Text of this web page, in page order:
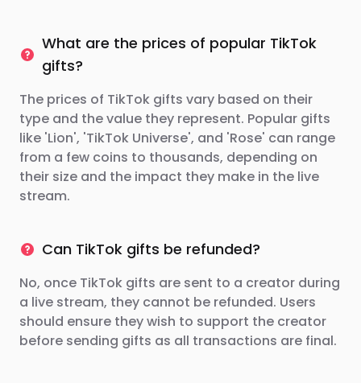
What are the prices of popular TikTok
gifts?
The prices of TikTok gifts vary based on their
type and the value they represent. Popular gifts
like 'Lion', 'TikTok Universe', and 'Rose' can range
from a few coins to thousands, depending on
their size and the impact they make in the live
stream.
Can TikTok gifts be refunded?
No, once TikTok gifts are sent to a creator during
a live stream, they cannot be refunded. Users
should ensure they wish to support the creator
before sending gifts as all transactions are final.